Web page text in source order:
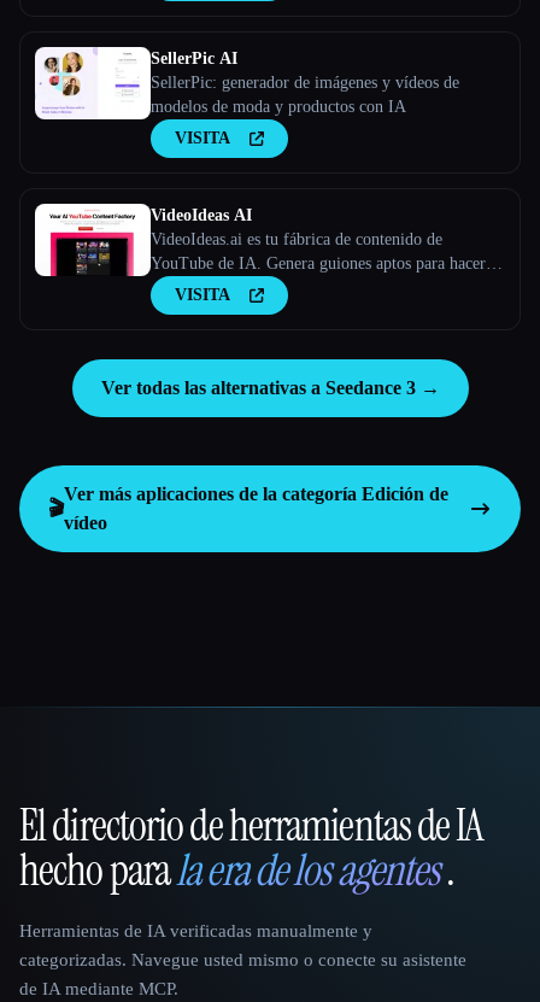
SellerPic AI
SellerPic: generador de imágenes y vídeos de
modelos de moda y productos con IA
VISITA
VideoIdeas AI
VideoIdeas.ai es tu fábrica de contenido de
YouTube de IA. Genera guiones aptos para hacer
virus, nuevas ideas de vídeo y contenido atractivo
en cuestión de minutos.
VISITA
Ver todas las alternativas a Seedance 3 →
🎬
Ver más aplicaciones de la categoría Edición de
vídeo
That AI Collection
El directorio de herramientas de IA
hecho parala era de los agentes.
Herramientas de IA verificadas manualmente y
categorizadas. Navegue usted mismo o conecte su asistente
de IA mediante MCP.